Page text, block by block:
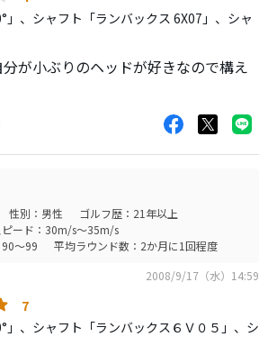
」、シャフト「ランバックス 6X07」、シャ
が小ぶりのヘッドが好きなので構え
性別：男性
ゴルフ歴：21年以上
ード：30m/s～35m/s
～99
平均ラウンド数：2か月に1回程度
2008/9/17（水）14:59
7
」、シャフト「ランバックス６Ｖ０５」、シ